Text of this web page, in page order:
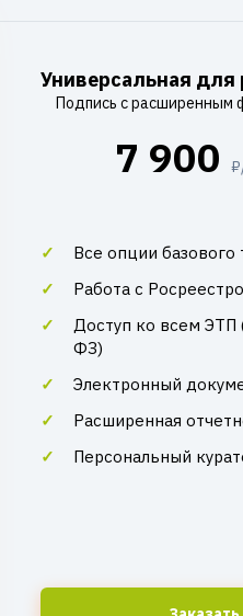
Универсальная для
Подпись с расширенным
7 900
Все опции базового
Работа с
Доступ ко всем ЭТП
ФЗ)
Электронный
Расширенная
Персональный